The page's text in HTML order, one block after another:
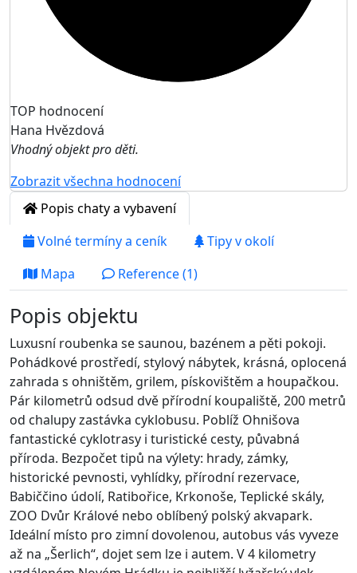
TOP hodnocení
Hana Hvězdová
Vhodný objekt pro děti.
Zobrazit všechna hodnocení
Popis chaty a vybavení
Volné termíny a ceník
Tipy v okolí
Mapa
Reference (1)
Popis objektu
Luxusní roubenka se saunou, bazénem a pěti pokoji.
Pohádkové prostředí, stylový nábytek, krásná, oplocená
zahrada s ohništěm, grilem, pískovištěm a houpačkou.
Pár kilometrů odsud dvě přírodní koupaliště, 200 metrů
od chalupy zastávka cyklobusu. Poblíž Ohnišova
fantastické cyklotrasy i turistické cesty, půvabná
příroda. Bezpočet tipů na výlety: hrady, zámky,
historické pevnosti, vyhlídky, přírodní rezervace,
Babiččino údolí, Ratibořice, Krkonoše, Teplické skály,
ZOO Dvůr Králové nebo oblíbený polský akvapark.
Ideální místo pro zimní dovolenou, autobus vás vyveze
až na „Šerlich“, dojet sem lze i autem. V 4 kilometry